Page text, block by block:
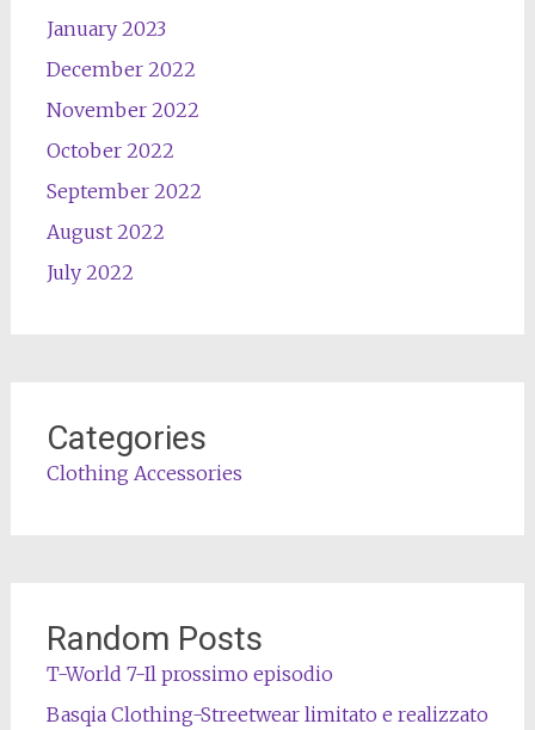
January 2023
December 2022
November 2022
October 2022
September 2022
August 2022
July 2022
Categories
Clothing Accessories
Random Posts
T-World 7-Il prossimo episodio
Basqia Clothing-Streetwear limitato e realizzato